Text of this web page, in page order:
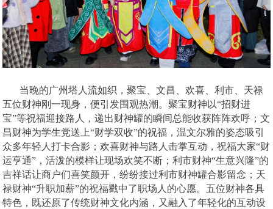
当晚的广州塔人流如织，聚宝、文昌、欢喜、利市、天禄
五位财神刚一现身，便引发围观热潮。聚宝财神以“招财进
宝”等祝福迎接路人，递出财神罐的瞬间总能收获阵阵欢呼；文
昌财神为学生党送上“财学双收”的祝福，温文尔雅的姿态吸引
众多年轻人打卡合影；欢喜财神与路人击掌互动，祝福大家“财
运亨通”，活泼的模样让现场欢笑不断；利市财神“生意兴隆”的
吉祥话让商户们喜笑颜开，纷纷接过利市财神罐合影留念；天
禄财神“升职加薪”的祝福戳中了职场人的心愿。五位财神各具
特色，既还原了传统财神文化内涵，又融入了年轻化的互动设